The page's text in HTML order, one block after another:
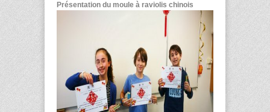
Présentation du moule à raviolis chinois